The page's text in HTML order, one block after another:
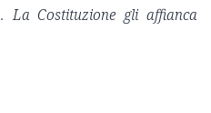
La Costituzione gli affianca